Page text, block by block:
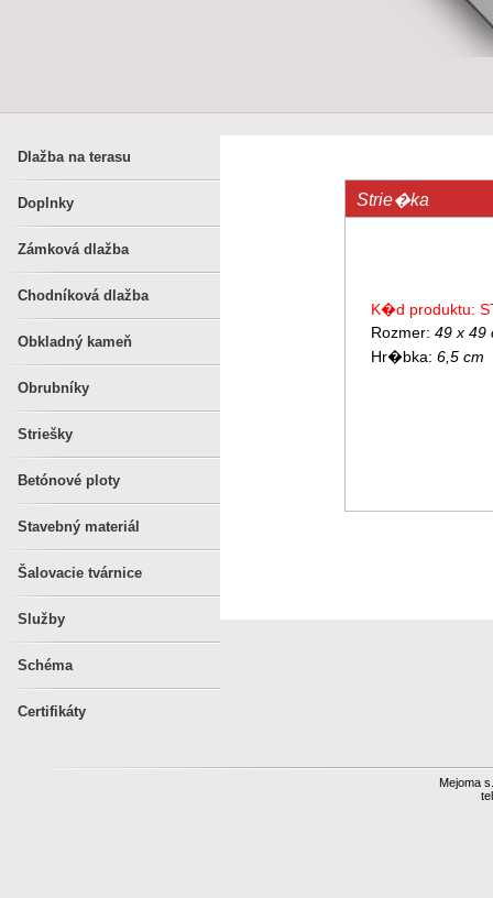
Dlažba na terasu
Doplnky
Zámková dlažba
Chodníková dlažba
Obkladný kameň
Obrubníky
Striešky
Betónové ploty
Stavebný materiál
Šalovacie tvárnice
Služby
Schéma
Certifikáty
Strie�ka
K�d produktu:
Rozmer: 49 x 49
Hr�bka: 6,5 cm
Mejoma